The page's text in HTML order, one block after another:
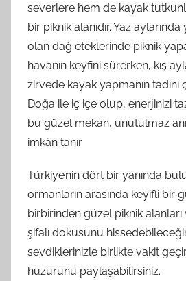
severlere hem de kayak
bir piknik alanıdır. Yaz
olan dağ eteklerinde piknik
havanın keyfini sürerken, kış
zirvede kayak yapmanın tadını
Doğa ile iç içe olup, enerjinizi
bu güzel mekan, unutulmaz
imkân tanır.
Türkiye’nin dört bir yanında
ormanların arasında keyifli bir
birbirinden güzel piknik alanları
şifalı dokusunu
sevdiklerinizle birlikte vakit
huzurunu paylaşabilirsiniz.